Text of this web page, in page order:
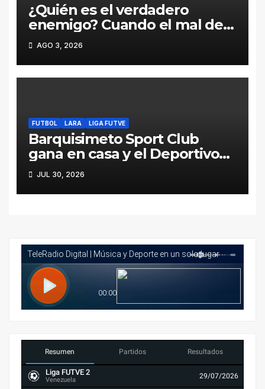
¿Quién es el verdadero
enemigo? Cuando el mal del
fútbol viene desde adentro
AGO 3, 2026
FUTBOL LARA LIGA FUTVE
Barquisimeto Sport Club
gana en casa y el Deportivo
Lara pierde en la carretera
JUL 30, 2026
Resumen Partidos Resultados
Liga FUTVE 2
Venezuela 29/07/2026